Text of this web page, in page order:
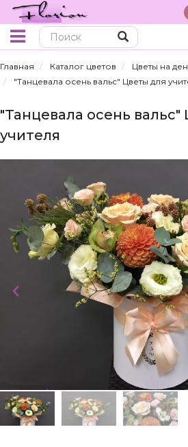
Главная Каталог цветов
Цветы на
"Танцевала осень вальс" Цветы для
"Танцевала осень вальс"
учителя